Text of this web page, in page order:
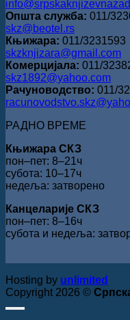
Општа служба: 011/
skz@beotel.rs
Књижара: 011/3231593
skzknjizara@gmail.com
Комерцијала: 011/
skz1892@yahoo.com
Рачуноводство: 011/
РАДНО ВРЕМЕ
Књижара СКЗ
пон‒пет: 8‒21ч
субота: 10‒17ч
недеља: затворено
Канцеларије СКЗ
пон‒пет: 8‒16ч
субота и недеља:
Hosting by unlimited
Copyright 2026 ©